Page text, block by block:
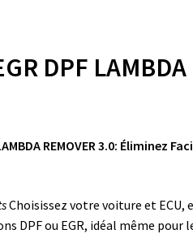
DPF
REMOVER 3.0: Éliminez
Choisissez votre voiture et ECU,
DPF ou EGR, idéal même pour